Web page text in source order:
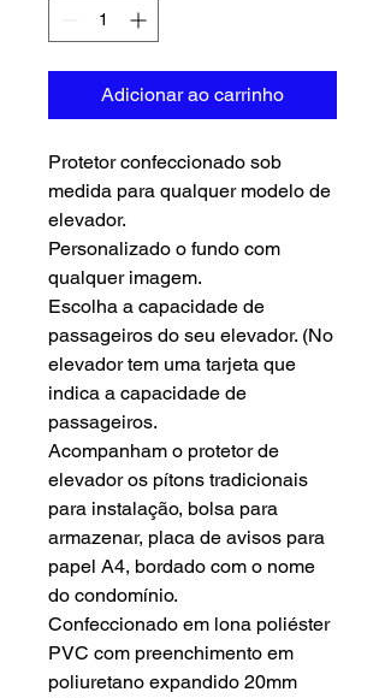
Adicionar ao carrinho
Protetor confeccionado sob
medida para qualquer modelo de
elevador.
Personalizado o fundo com
qualquer imagem.
Escolha a capacidade de
passageiros do seu elevador. (No
elevador tem uma tarjeta que
indica a capacidade de
passageiros.
Acompanham o protetor de
elevador os pítons tradicionais
para instalação, bolsa para
armazenar, placa de avisos para
papel A4, bordado com o nome
do condomínio.
Confeccionado em lona poliéster
PVC com preenchimento em
poliuretano expandido 20mm